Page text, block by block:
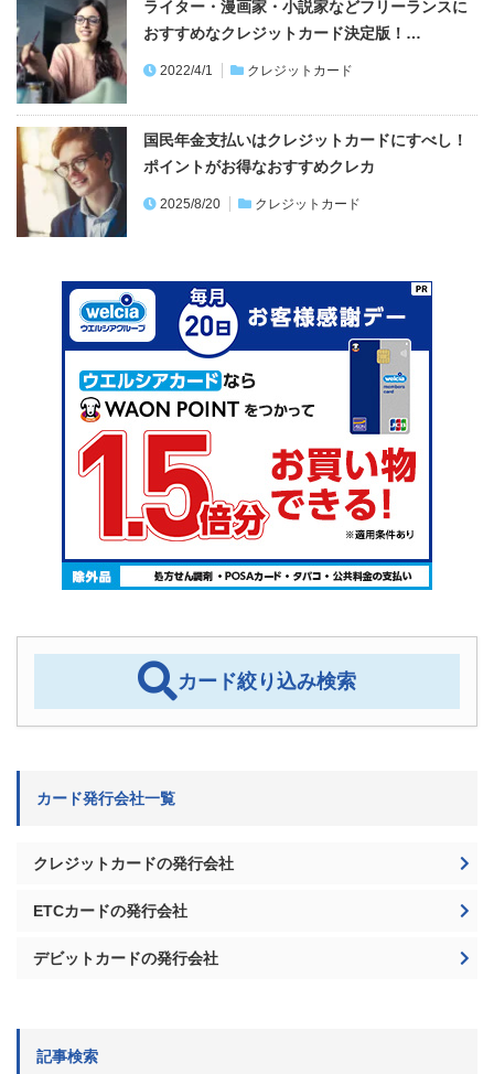
ライター・漫画家・小説家などフリーランスに
おすすめなクレジットカード決定版！…
2022/4/1 クレジットカード
国民年金支払いはクレジットカードにすべし！
ポイントがお得なおすすめクレカ
2025/8/20 クレジットカード
カード絞り込み検索
カード発行会社一覧
クレジットカードの発行会社
ETCカードの発行会社
デビットカードの発行会社
記事検索